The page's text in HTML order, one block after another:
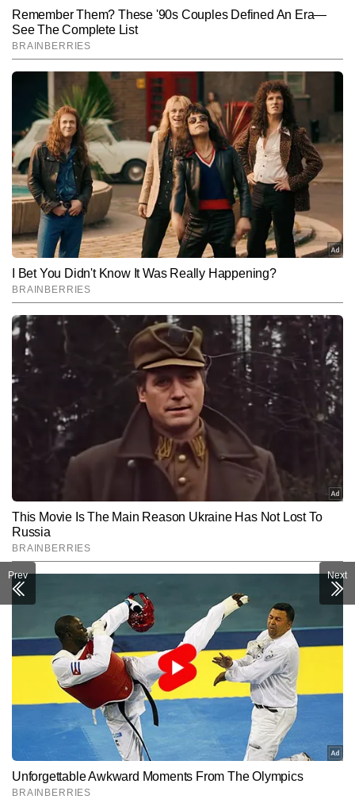
Prev Next